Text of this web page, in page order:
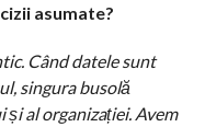
asumate?
Când datele sunt
singura busolă
al organizației. Avem